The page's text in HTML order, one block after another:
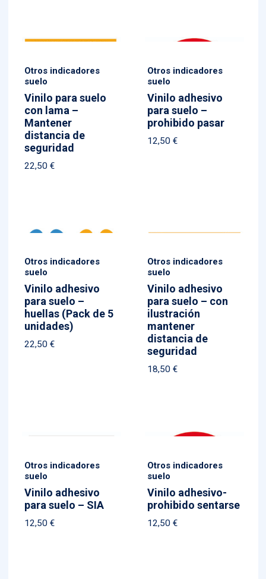
Otros indicadores
suelo
Vinilo para suelo
con lama –
Mantener
distancia de
seguridad
22,50€
Otros indicadores
suelo
Vinilo adhesivo
para suelo –
prohibido pasar
12,50 €
Otros indicadores
suelo
Vinilo adhesivo
para suelo –
huellas (Pack de 5
unidades)
22,50€
Otros indicadores
suelo
Vinilo adhesivo
para suelo – con
ilustración
mantener
distancia de
seguridad
18,50 €
Otros indicadores
suelo
Vinilo adhesivo
para suelo – SIA
12,50€
Otros indicadores
suelo
Vinilo adhesivo-
prohibido sentarse
12,50 €